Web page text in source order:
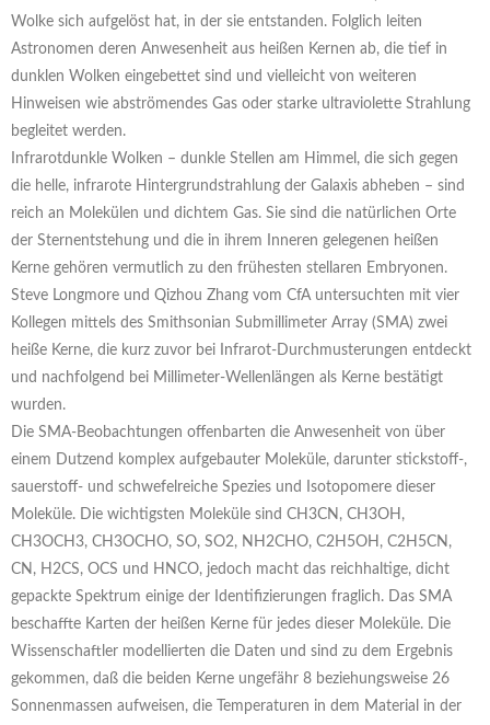
Wolke sich aufgelöst hat, in der sie entstanden. Folglich leiten
Astronomen deren Anwesenheit aus heißen Kernen ab, die tief in
dunklen Wolken eingebettet sind und vielleicht von weiteren
Hinweisen wie abströmendes Gas oder starke ultraviolette Strahlung
begleitet werden.
Infrarotdunkle Wolken – dunkle Stellen am Himmel, die sich gegen
die helle, infrarote Hintergrundstrahlung der Galaxis abheben – sind
reich an Molekülen und dichtem Gas. Sie sind die natürlichen Orte
der Sternentstehung und die in ihrem Inneren gelegenen heißen
Kerne gehören vermutlich zu den frühesten stellaren Embryonen.
Steve Longmore und Qizhou Zhang vom CfA untersuchten mit vier
Kollegen mittels des Smithsonian Submillimeter Array (SMA) zwei
heiße Kerne, die kurz zuvor bei Infrarot-Durchmusterungen entdeckt
und nachfolgend bei Millimeter-Wellenlängen als Kerne bestätigt
wurden.
Die SMA-Beobachtungen offenbarten die Anwesenheit von über
einem Dutzend komplex aufgebauter Moleküle, darunter stickstoff-,
sauerstoff- und schwefelreiche Spezies und Isotopomere dieser
Moleküle. Die wichtigsten Moleküle sind CH3CN, CH3OH,
CH3OCH3, CH3OCHO, SO, SO2, NH2CHO, C2H5OH, C2H5CN,
CN, H2CS, OCS und HNCO, jedoch macht das reichhaltige, dicht
gepackte Spektrum einige der Identifizierungen fraglich. Das SMA
beschaffte Karten der heißen Kerne für jedes dieser Moleküle. Die
Wissenschaftler modellierten die Daten und sind zu dem Ergebnis
gekommen, daß die beiden Kerne ungefähr 8 beziehungsweise 26
Sonnenmassen aufweisen, die Temperaturen in dem Material in der